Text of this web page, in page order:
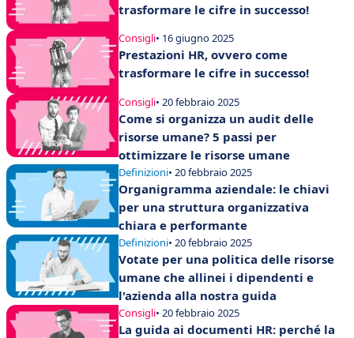
trasformare le cifre in successo!
Consigli• 16 giugno 2025
Prestazioni HR, ovvero come
trasformare le cifre in successo!
Consigli• 20 febbraio 2025
Come si organizza un audit delle
risorse umane? 5 passi per
ottimizzare le risorse umane
Definizioni• 20 febbraio 2025
Organigramma aziendale: le chiavi
per una struttura organizzativa
chiara e performante
Definizioni• 20 febbraio 2025
Votate per una politica delle risorse
umane che allinei i dipendenti e
l'azienda alla nostra guida
Consigli• 20 febbraio 2025
La guida ai documenti HR: perché la